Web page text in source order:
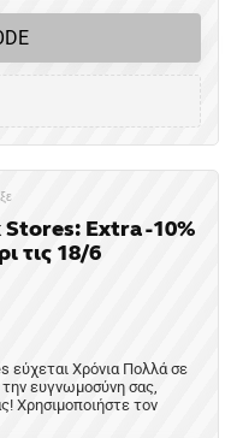
Extra -10%
τις 18/6
εύχεται Χρόνια Πολλά σε
την ευγνωμοσύνη σας,
Χρησιμοποιήστε τον